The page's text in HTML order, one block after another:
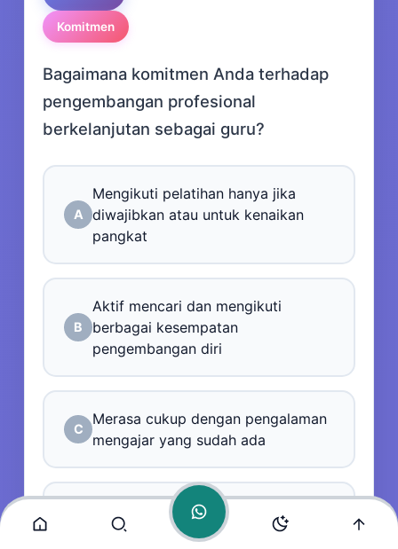
Admin
Online
Komitmen
Bagaimana komitmen Anda terhadap
pengembangan profesional
berkelanjutan sebagai guru?
A
Mengikuti pelatihan hanya jika
diwajibkan atau untuk kenaikan
pangkat
B
Aktif mencari dan mengikuti
berbagai kesempatan
pengembangan diri
C
Merasa cukup dengan pengalaman
mengajar yang sudah ada
Mengikuti pelatihan hanya yang
sesuai dengan minat pribadi